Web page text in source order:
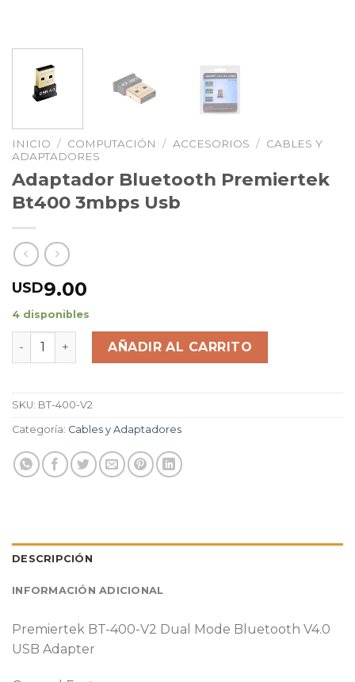
INICIO / COMPUTACIÓN / ACCESORIOS / CABLES Y
ADAPTADORES
Adaptador Bluetooth Premiertek
Bt400 3mbps Usb
USD9.00
4 disponibles
Adaptador Bluetooth Premiertek Bt400 3mbps Usb
AÑADIR AL CARRITO
SKU: BT-400-V2
Categoría: Cables y Adaptadores
DESCRIPCIÓN
INFORMACIÓN ADICIONAL
Premiertek BT-400-V2 Dual Mode Bluetooth V4.0
USB Adapter